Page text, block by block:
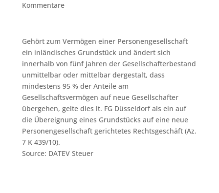
Kommentare
Gehört zum Vermögen einer Personengesellschaft
ein inländisches Grundstück und ändert sich
innerhalb von fünf Jahren der Gesellschafterbestand
unmittelbar oder mittelbar dergestalt, dass
mindestens 95 % der Anteile am
Gesellschaftsvermögen auf neue Gesellschafter
übergehen, gelte dies lt. FG Düsseldorf als ein auf
die Übereignung eines Grundstücks auf eine neue
Personengesellschaft gerichtetes Rechtsgeschäft (Az.
7 K 439/10).
Source: DATEV Steuer